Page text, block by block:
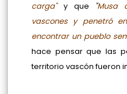
carga" y que "Musa
vascones y penetró
encontrar un pueblo
hace pensar que las
territorio vascón fueron